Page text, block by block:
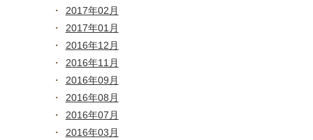
2017年02月
2017年01月
2016年12月
2016年11月
2016年09月
2016年08月
2016年07月
2016年03月